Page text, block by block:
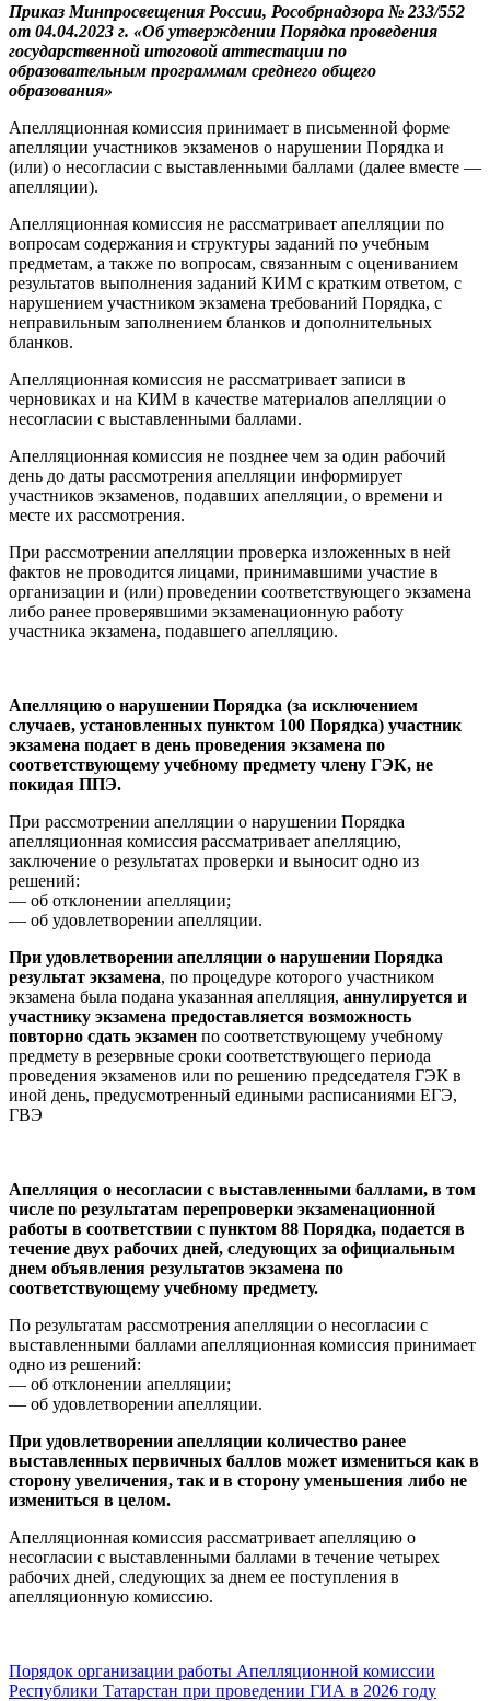
Приказ Минпросвещения России, Рособрнадзора № 233/552
от 04.04.2023 г. «Об утверждении Порядка проведения
государственной итоговой аттестации по
образовательным программам среднего общего
образования»
Апелляционная комиссия принимает в письменной форме
апелляции участников экзаменов о нарушении Порядка и
(или) о несогласии с выставленными баллами (далее вместе —
апелляции).
Апелляционная комиссия не рассматривает апелляции по
вопросам содержания и структуры заданий по учебным
предметам, а также по вопросам, связанным с оцениванием
результатов выполнения заданий КИМ с кратким ответом, с
нарушением участником экзамена требований Порядка, с
неправильным заполнением бланков и дополнительных
бланков.
Апелляционная комиссия не рассматривает записи в
черновиках и на КИМ в качестве материалов апелляции о
несогласии с выставленными баллами.
Апелляционная комиссия не позднее чем за один рабочий
день до даты рассмотрения апелляции информирует
участников экзаменов, подавших апелляции, о времени и
месте их рассмотрения.
При рассмотрении апелляции проверка изложенных в ней
фактов не проводится лицами, принимавшими участие в
организации и (или) проведении соответствующего экзамена
либо ранее проверявшими экзаменационную работу
участника экзамена, подавшего апелляцию.
Апелляцию о нарушении Порядка (за исключением
случаев, установленных пунктом 100 Порядка) участник
экзамена подает в день проведения экзамена по
соответствующему учебному предмету члену ГЭК, не
покидая ППЭ.
При рассмотрении апелляции о нарушении Порядка
апелляционная комиссия рассматривает апелляцию,
заключение о результатах проверки и выносит одно из
решений:
— об отклонении апелляции;
— об удовлетворении апелляции.
При удовлетворении апелляции о нарушении Порядка
результат экзамена, по процедуре которого участником
экзамена была подана указанная апелляция, аннулируется и
участнику экзамена предоставляется возможность
повторно сдать экзамен по соответствующему учебному
предмету в резервные сроки соответствующего периода
проведения экзаменов или по решению председателя ГЭК в
иной день, предусмотренный едиными расписаниями ЕГЭ,
ГВЭ
Апелляция о несогласии с выставленными баллами, в том
числе по результатам перепроверки экзаменационной
работы в соответствии с пунктом 88 Порядка, подается в
течение двух рабочих дней, следующих за официальным
днем объявления результатов экзамена по
соответствующему учебному предмету.
По результатам рассмотрения апелляции о несогласии с
выставленными баллами апелляционная комиссия принимает
одно из решений:
— об отклонении апелляции;
— об удовлетворении апелляции.
При удовлетворении апелляции количество ранее
выставленных первичных баллов может измениться как в
сторону увеличения, так и в сторону уменьшения либо не
измениться в целом.
Апелляционная комиссия рассматривает апелляцию о
несогласии с выставленными баллами в течение четырех
рабочих дней, следующих за днем ее поступления в
апелляционную комиссию.
Порядок организации работы Апелляционной комиссии
Республики Татарстан при проведении ГИА в 2026 году